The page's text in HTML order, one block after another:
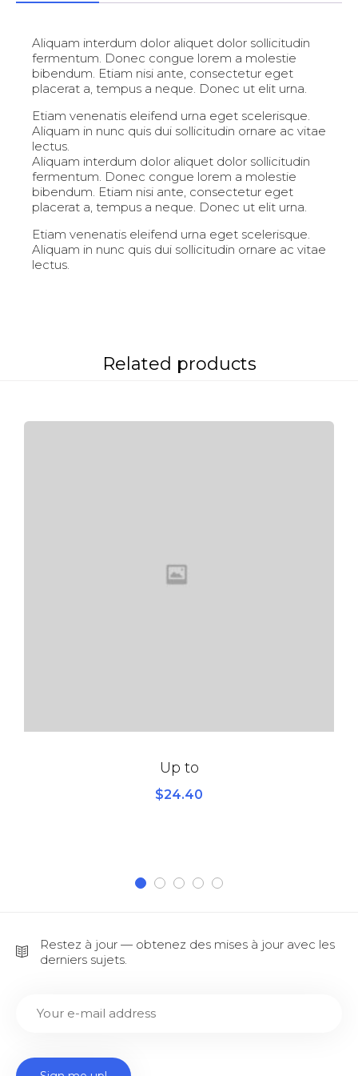
Aliquam interdum dolor aliquet dolor sollicitudin
fermentum. Donec congue lorem a molestie
bibendum. Etiam nisi ante, consectetur eget
placerat a, tempus a neque. Donec ut elit urna.
Etiam venenatis eleifend urna eget scelerisque.
Aliquam in nunc quis dui sollicitudin ornare ac vitae
lectus.
Aliquam interdum dolor aliquet dolor sollicitudin
fermentum. Donec congue lorem a molestie
bibendum. Etiam nisi ante, consectetur eget
placerat a, tempus a neque. Donec ut elit urna.
Etiam venenatis eleifend urna eget scelerisque.
Aliquam in nunc quis dui sollicitudin ornare ac vitae
lectus.
Related products
Up to
$24.40
Restez à jour — obtenez des mises à jour avec les
derniers sujets.